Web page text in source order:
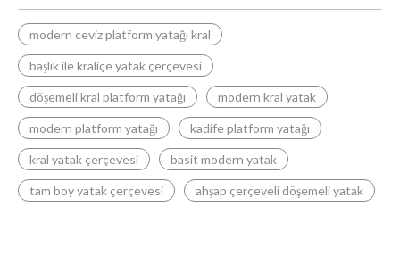
modern ceviz platform yatağı kral
başlık ile kraliçe yatak çerçevesi
döşemeli kral platform yatağı modern kral yatak
modern platform yatağı kadife platform yatağı
kral yatak çerçevesi basit modern yatak
tam boy yatak çerçevesi ahşap çerçeveli döşemeli yatak